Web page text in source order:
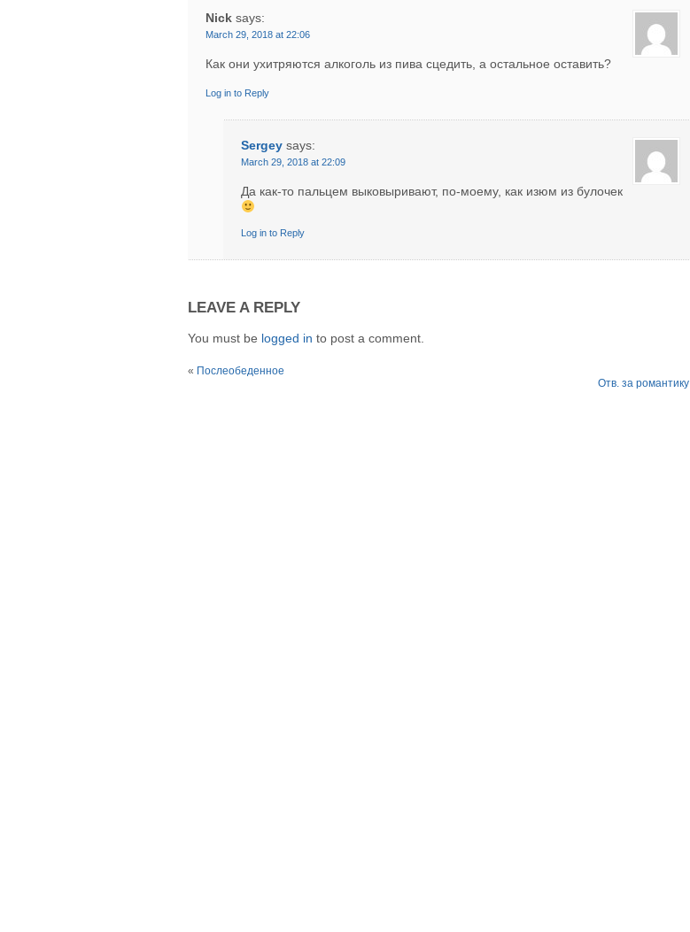
Nick says:
March 29, 2018 at 22:06
Как они ухитряются алкоголь из пива сцедить, а остальное оставить?
Log in to Reply
Sergey says:
March 29, 2018 at 22:09
Да как-то пальцем выковыривают, по-моему, как изюм из булочек
Log in to Reply
LEAVE A REPLY
You must be logged in to post a comment.
« Послеобеденное
Отв. за романтику